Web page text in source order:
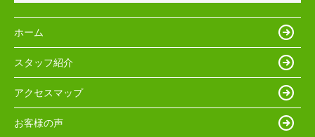
ホーム
スタッフ紹介
アクセスマップ
お客様の声